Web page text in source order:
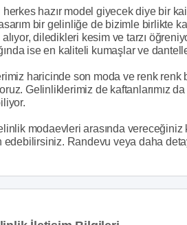
herkes hazır model giyecek diye bir
bir gelinliğe de bizimle birlikte
diledikleri kesim ve tarzı
ise en kaliteli kumaşlar ve
haricinde son moda ve renk renk
Gelinliklerimiz de kaftanlarımız
modaevleri arasında
edebilirsiniz. Randevu veya daha